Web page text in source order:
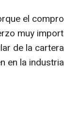
el
muy
de la
en la